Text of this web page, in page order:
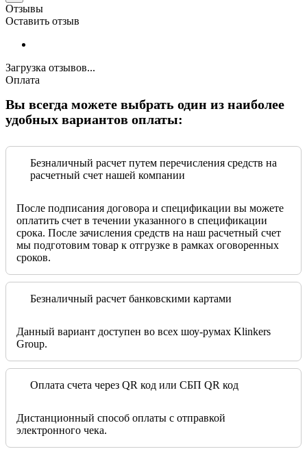
Отзывы
Оставить отзыв
Загрузка отзывов...
Оплата
Вы всегда можете выбрать один из наиболее
удобных вариантов оплаты:
Безналичный расчет путем перечисления средств на
расчетный счет нашей компании
После подписания договора и спецификации вы можете
оплатить счет в течении указанного в спецификации
срока. После зачисления средств на наш расчетный счет
мы подготовим товар к отгрузке в рамках оговоренных
сроков.
Безналичный расчет банковскими картами
Данный вариант доступен во всех шоу-румах Klinkers
Group.
Оплата счета через QR код или СБП QR код
Дистанционный способ оплаты с отправкой
электронного чека.